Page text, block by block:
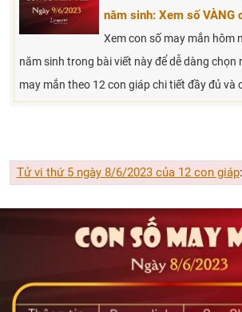
năm sinh: Xem số VÀNG
Xem con số may mắn hôm
năm sinh trong bài viết này để dễ dàng chọn
may mắn theo 12 con giáp chi tiết đầy đủ và
Tử vi thứ 5 ngày 8/6/2023 của 12 con giáp